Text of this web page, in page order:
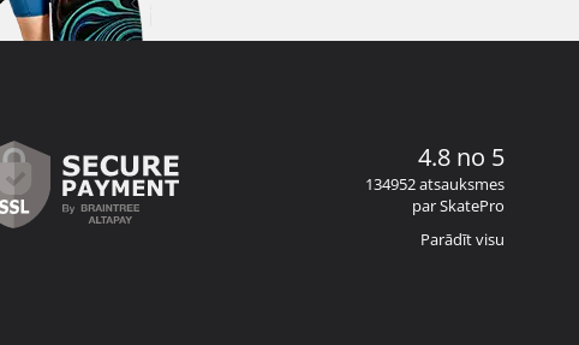
4.8 no 5
134952 atsauksmes
par SkatePro
Parādīt visu